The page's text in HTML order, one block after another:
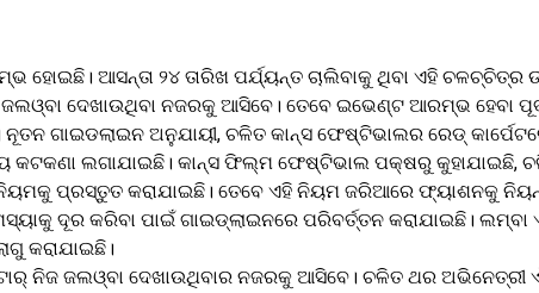
ହୋଇଛି। ଆସନ୍ତା ୨୪ ତାରିଖ ପର୍ଯ୍ୟନ୍ତ ଚାଲିବାକୁ ଥିବା ଏହି
ଜଲଓ୍ବା ଦେଖାଉଥିବା ନଜରକୁ ଆସିବେ। ତେବେ ଇଭେଣ୍ଟ ଆରମ୍ଭ
ଗାଇଡଲାଇନ ଅନୁଯାୟୀ, ଚଳିତ କାନ୍ସ ଫେଷ୍ଟିଭାଲର ରେଡ୍‌
ଲଗାଯାଇଛି। କାନ୍ସ ଫିଲ୍ମ ଫେଷ୍ଟିଭାଲ ପକ୍ଷରୁ କୁହାଯାଇଛି,
ନିୟମକୁ ପ୍ରସ୍ତୁତ କରାଯାଇଛି। ତେବେ ଏହି ନିୟମ ଜରିଆରେ ଫ୍ୟାଶନକୁ
ଦୂର କରିବା ପାଇଁ ଗାଇଡ୍‌ଲାଇନରେ ପରିବର୍ତ୍ତନ କରାଯାଇଛି।
କରାଯାଇଛି।
ନିଜ ଜଲଓ୍ବା ଦେଖାଉଥିବାର ନଜରକୁ ଆସିବେ। ଚଳିତ ଥର ଅଭିନେତ୍ରୀ